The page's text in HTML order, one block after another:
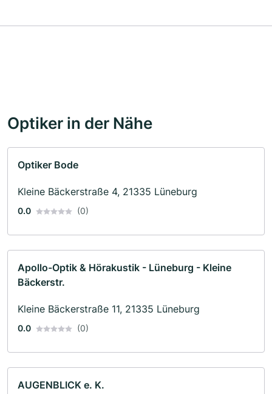
Optiker in der Nähe
Optiker Bode
Kleine Bäckerstraße 4, 21335 Lüneburg
0.0 (0)
Apollo-Optik & Hörakustik - Lüneburg - Kleine
Bäckerstr.
Kleine Bäckerstraße 11, 21335 Lüneburg
0.0 (0)
AUGENBLICK e. K.